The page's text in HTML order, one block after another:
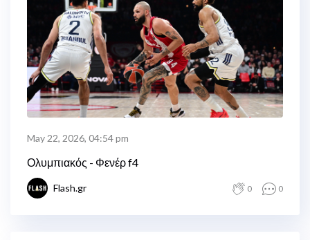
May 22, 2026, 04:54 pm
Ολυμπιακός - Φενέρ f4
Flash.gr 0 0